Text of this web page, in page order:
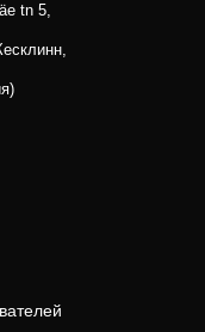
tn 5,